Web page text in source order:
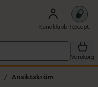
Kundklubb Recept
Varukorg
Ansiktskräm